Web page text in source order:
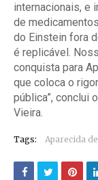
internacionais, e
de
do Einstein fora
é replicável.
conquista para
que coloca o
pública”, conclui
Vieira.
Tags: Aparecida